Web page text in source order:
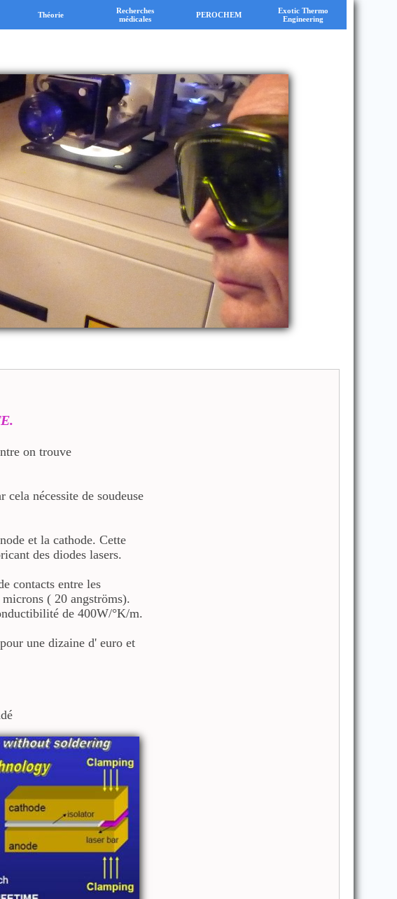
Théorie
Recherches
médicales
PEROCHEM
Exotic Thermo
Engineering
on trouve
nécessite de soudeuse
et la cathode. Cette
des diodes lasers.
contacts entre les
( 20 angströms).
de 400W/°K/m.
une dizaine d' euro et